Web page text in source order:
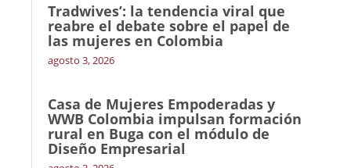
Tradwives’: la tendencia viral que
reabre el debate sobre el papel de
las mujeres en Colombia
agosto 3, 2026
Casa de Mujeres Empoderadas y
WWB Colombia impulsan formación
rural en Buga con el módulo de
Diseño Empresarial